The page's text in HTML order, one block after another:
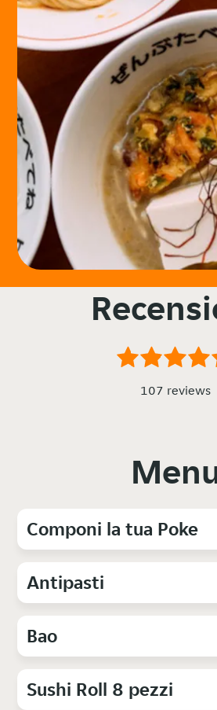
107 reviews
Componi la tua Poke
Antipasti
Bao
Sushi Roll 8 pezzi